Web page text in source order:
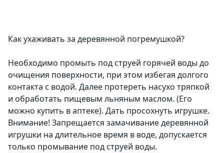
Как ухаживать за деревянной погремушкой?
Необходимо промыть под струей горячей воды до
очищения поверхности, при этом избегая долгого
контакта с водой. Далее протереть насухо тряпкой
и обработать пищевым льняным маслом. (Его
можно купить в аптеке). Дать просохнуть игрушке.
Внимание! Запрещается замачивание деревянной
игрушки на длительное время в воде, допускается
только промывание под струей воды.